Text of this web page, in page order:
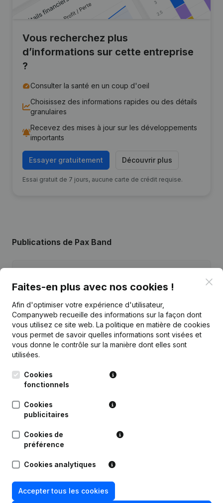
Vous recherchez plus
d’informations sur cette entreprise
?
Consulter la santé en un coup d'oeil
Choisissez des informations rapides ou des détails
granulaires
Recevez des mises à jour sur les développements
importants
Essayer gratuitement Découvrir plus
Essai gratuit de 7 jours, aucune carte de crédit requise.
Publications de Pax Band
04-10-2019
Siège Social - Demissions -
Nominations(NL)
21-03-2013
Siège Social - Demissions -
10-11-2006 Nomination(s)
Questions fréquemment posées
Quel est le numéro d'entreprise de Pax Band?
Faites-en plus avec nos cookies !
Afin d'optimiser votre expérience d'utilisateur,
Companyweb recueille des informations sur la façon dont
vous utilisez ce site web. La politique en matière de cookies
vous permet de savoir quelles informations sont visées et
vous donne le contrôle sur la manière dont elles sont
utilisées.
Cookies
fonctionnels
Cookies
publicitaires
Cookies de
préférence
Cookies analytiques
Accepter tous les cookies